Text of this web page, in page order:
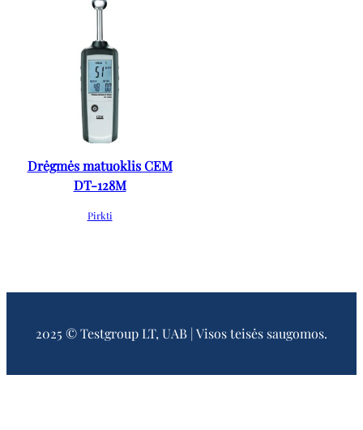
Drėgmės matuoklis CEM
DT-128M
Pirkti
2025 © Testgroup LT, UAB | Visos teisės saugomos.